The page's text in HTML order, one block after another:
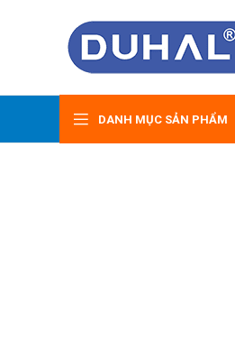
DANH MỤC SẢN PHẨM